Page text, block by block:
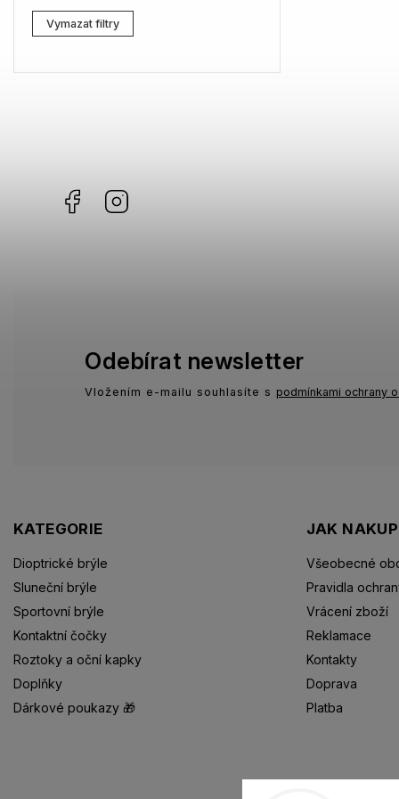
Lacoste
Marc Jacobs
Vymazat filtry
Facebook
KATEGORIE
Dioptrické brýle
Sluneční brýle
Sportovní brýle
Kontaktní čočky
Roztoky a oční kapky
Doplňky
Dárkové poukazy 🎁
JAK
Všeobecné
Pravidla
Vrácení zboží
Reklamace
Kontakty
Doprava
Platba
Odebírat newsletter
Vložením e-mailu souhlasíte s podmínkami ochrany